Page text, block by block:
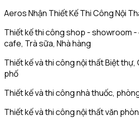
Aeros Nhận Thiết Kế Thi Công Nội
Thiết kế thi công shop - showroom -
cafe, Trà sữa, Nhà hàng
Thiết kế và thi công nội thất Biệt thự,
phố
Thiết kế và thi công nhà thuốc,
Thiết kế và thi công nội thất văn